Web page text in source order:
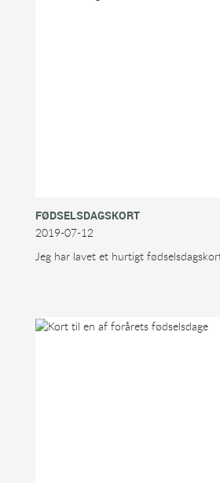
FØDSELSDAGSKORT
2019-07-12
Jeg har lavet et hurtigt